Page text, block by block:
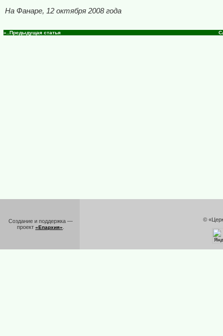
На Фанаре, 12 октября 2008 года
«..Предыдущая статья
Создание и поддержка —
проект «Епархия»
©